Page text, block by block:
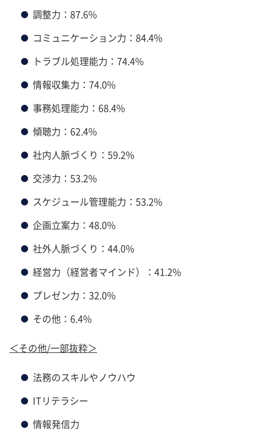
調整力：87.6%
コミュニケーション力：84.4%
トラブル処理能力：74.4%
情報収集力：74.0%
事務処理能力：68.4%
傾聴力：62.4%
社内人脈づくり：59.2%
交渉力：53.2%
スケジュール管理能力：53.2%
企画立案力：48.0%
社外人脈づくり：44.0%
経営力（経営者マインド）：41.2%
プレゼン力：32.0%
その他：6.4%
＜その他/一部抜粋＞
法務のスキルやノウハウ
ITリテラシー
情報発信力